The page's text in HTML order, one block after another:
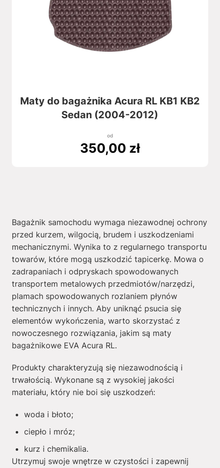
Maty do bagażnika Acura RL KB1 KB2
Sedan (2004-2012)
od
350,00 zł
Bagażnik samochodu wymaga niezawodnej ochrony
przed kurzem, wilgocią, brudem i uszkodzeniami
mechanicznymi. Wynika to z regularnego transportu
towarów, które mogą uszkodzić tapicerkę. Mowa o
zadrapaniach i odpryskach spowodowanych
transportem metalowych przedmiotów/narzędzi,
plamach spowodowanych rozlaniem płynów
technicznych i innych. Aby uniknąć psucia się
elementów wykończenia, warto skorzystać z
nowoczesnego rozwiązania, jakim są maty
bagażnikowe EVA Acura RL.
Produkty charakteryzują się niezawodnością i
trwałością. Wykonane są z wysokiej jakości
materiału, który nie boi się uszkodzeń:
woda i błoto;
ciepło i mróz;
kurz i chemikalia.
Utrzymuj swoje wnętrze w czystości i zapewnij